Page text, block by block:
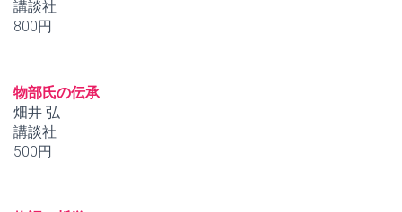
講談社
800円
物部氏の伝承
畑井 弘
講談社
500円